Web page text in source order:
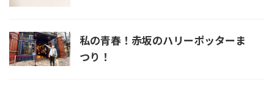
私の青春！赤坂のハリーポッターま
つり！